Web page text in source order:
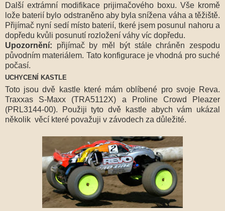
Další extrámní modifikace prijimačového boxu. Vše kromě
lože baterií bylo odstraněno aby byla snížena váha a těžiště.
Přijímač nyní sedí místo baterií, tkeré jsem posunul nahoru a
dopředu kvůli posunutí rozložení váhy víc dopředu.
Upozornění: přijímač by měl být stále chráněn zespodu
původním materiálem. Tato konfigurace je vhodná pro suché
počasí.
UCHYCENÍ KASTLE
Toto jsou dvě kastle které mám oblíbené pro svoje Reva.
Traxxas S-Maxx (TRA5112X) a Proline Crowd Pleazer
(PRL3144-00). Použiji tyto dvě kastle abych vám ukázal
několik věcí které považuji v závodech za důležité.